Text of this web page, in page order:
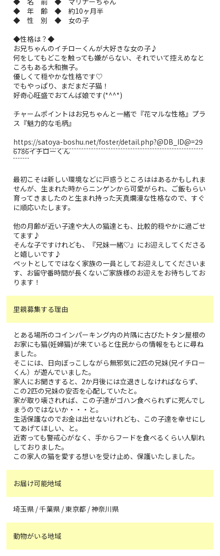
◆ 年 齢 ◆ 約10ヶ月半
◆ 性 別 ◆ 女の子
◆性格は？◆
お兄ちゃんのイチローくんが大好きな女の子♪
何をしてもどこを触っても嫌がらない、それでいて控えめなと
ころもある大和撫子。
優しくて穏やかな性格です♡
でもやっぱり、まだまだ子猫！
好奇心旺盛でおてんば娘です(*^^*)
チャームポイントはお兄ちゃんと一緒で『花マルな性格』プラ
ス『魅力的な毛柄』
https://satoya-boshu.net/foster/detail.php?@DB_ID@=29
6786イチローくん
最初こそは新しい環境などに戸惑うところははあるかもしれま
せんが、生まれた時からニンゲンから可愛がられ、ご飯もらい
育ってきましたのと生まれ持った天真爛漫な性格なので、すぐ
に順応いたします。
他の月齢が近い子達や大人の猫達とも、比較的穏やかに過ごせ
てます♪
そんな子ですけれども、『兄妹一緒♡』にお迎えしてくださる
と嬉しいです♪
ペットとしてではなく家族の一員としてお迎えしてくださいま
す、お留守番時間が長くないご家族様のお迎えをお待ちしてお
ります！
里親募集する理由
とある場所のコインパーキング内の片隅に古びたトタン屋根の
お家にも猫(妊婦猫)が来ていると住民からの情報をもとに尋ね
ました。
そこには、日向ぼっこしながら無邪気に2匹の兄妹(兄イチロー
くん）が遊んでいました。
家人にお聞きすると、2か月後には立退きしなければならず、
この2匹の兄妹の安否を心配していたと。
家が取り壊されれば、この子達がゴハン食べられずに死んでし
まうのではないか・・・と。
生活保護なのでお金は出せないけれども、この子達を幸せにし
てあげてほしい、と。
近寄っても警戒心がなく、手からフードを食べるくらい人馴れ
しておりました。
この家人の猫を愛する想いを受け止め、保護いたしました。
お届け可能地域
埼玉県 / 千葉県 / 東京都 / 神奈川県
動物がいる地域